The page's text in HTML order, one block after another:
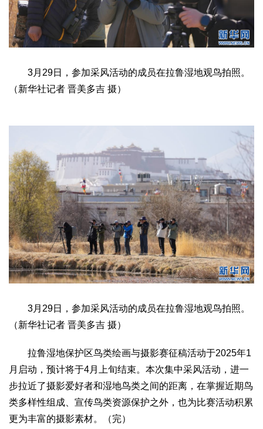
3月29日，参加采风活动的成员在拉鲁湿地观鸟拍照。
（新华社记者 晋美多吉 摄）
3月29日，参加采风活动的成员在拉鲁湿地观鸟拍照。
（新华社记者 晋美多吉 摄）
拉鲁湿地保护区鸟类绘画与摄影赛征稿活动于2025年1
月启动，预计将于4月上旬结束。本次集中采风活动，进一
步拉近了摄影爱好者和湿地鸟类之间的距离，在掌握近期鸟
类多样性组成、宣传鸟类资源保护之外，也为比赛活动积累
更为丰富的摄影素材。（完）